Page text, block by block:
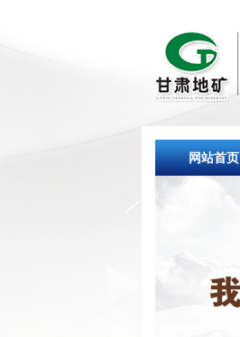
网站首页